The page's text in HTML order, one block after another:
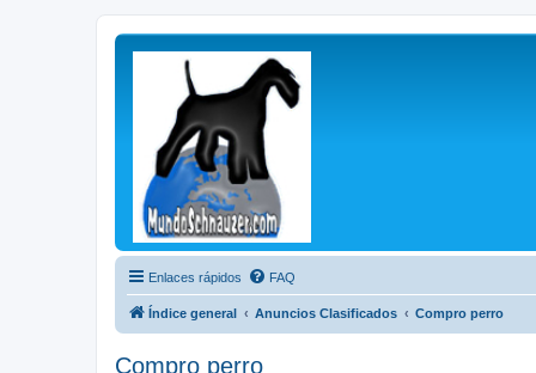
Enlaces rápidos FAQ
Índice general Anuncios Clasificados Compro perro
Compro perro